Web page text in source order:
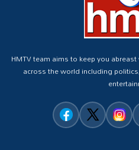
HMTV team aims to keep you
across the world including